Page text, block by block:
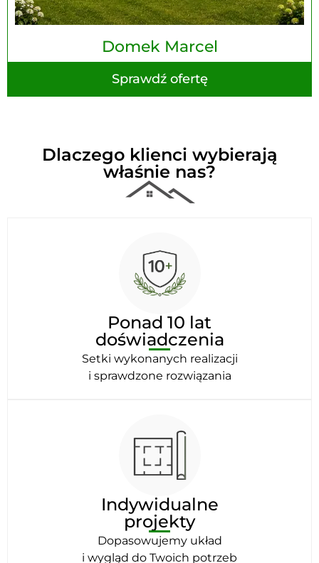
Domek Marcel
Sprawdź ofertę
Dlaczego klienci wybierają
właśnie nas?
Ponad 10 lat
doświadczenia
Setki wykonanych realizacji
i sprawdzone rozwiązania
Indywidualne
projekty
Dopasowujemy układ
i wygląd do Twoich potrzeb